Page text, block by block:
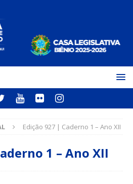
Edição 927 | Caderno 1 – Ano XII
1 – Ano XII